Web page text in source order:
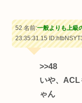
52 名前:一般よりも上級
23:35:31.15
>>48
いや、
ゃん